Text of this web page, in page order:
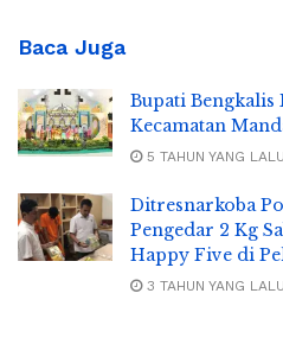
Baca Juga
Bupati
Kecamatan
5 TAHUN YANG LALU
Ditresnarkoba
Pengedar 2 Kg
Happy Five di
3 TAHUN YANG LALU